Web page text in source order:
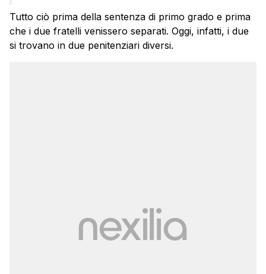
Tutto ciò prima della sentenza di primo grado e prima
che i due fratelli venissero separati. Oggi, infatti, i due
si trovano in due penitenziari diversi.